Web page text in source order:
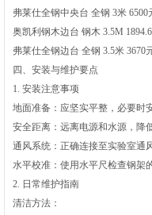
弗莱仕全钢中央台 全钢 3米
奥凯利钢木边台 钢木 3.5M
弗莱仕全钢边台 全钢 3.5米 3670
四、安装与维护要点
1. 安装注意事项
地面准备‌：应坚实平整，必要时
安全距离‌：远离电源和水源，降
通风系统‌：正确连接至实验室通
水平校准‌：使用水平尺检查钢架
2. 日常维护指南
清洁方法‌：